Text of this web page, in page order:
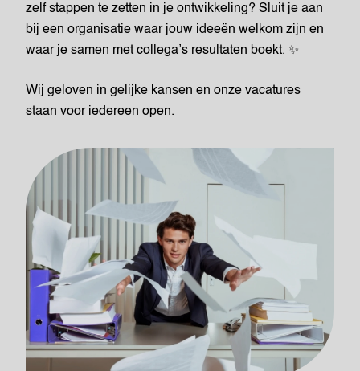
zelf stappen te zetten in je ontwikkeling? Sluit je aan
bij een organisatie waar jouw ideeën welkom zijn en
waar je samen met collega’s resultaten boekt. ✨
Wij geloven in gelijke kansen en onze vacatures
staan voor iedereen open.